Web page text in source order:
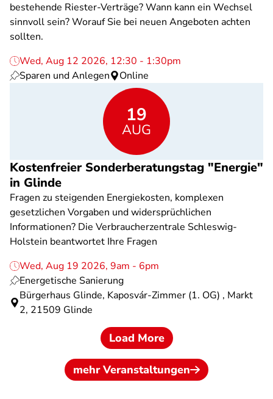
bestehende Riester-Verträge? Wann kann ein Wechsel
sinnvoll sein? Worauf Sie bei neuen Angeboten achten
sollten.
Wed, Aug 12 2026, 12:30 - 1:30pm
Sparen und Anlegen
Online
19
AUG
Kostenfreier Sonderberatungstag "Energie"
in Glinde
Fragen zu steigenden Energiekosten, komplexen
gesetzlichen Vorgaben und widersprüchlichen
Informationen? Die Verbraucherzentrale Schleswig-
Holstein beantwortet Ihre Fragen
Wed, Aug 19 2026, 9am - 6pm
Energetische Sanierung
Bürgerhaus Glinde, Kaposvár-Zimmer (1. OG) , Markt
2, 21509 Glinde
Load More
mehr Veranstaltungen